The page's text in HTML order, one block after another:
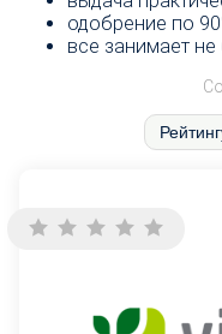
одобрение по
все занимает